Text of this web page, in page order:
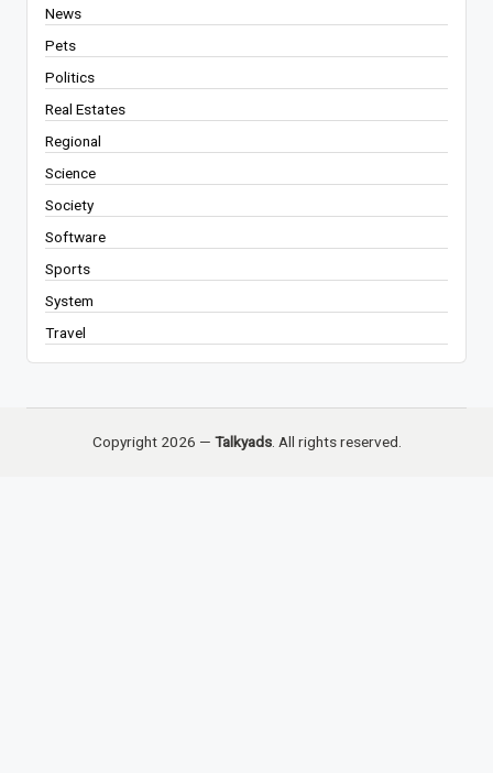
News
Pets
Politics
Real Estates
Regional
Science
Society
Software
Sports
System
Travel
Copyright 2026 — Talkyads. All rights reserved.